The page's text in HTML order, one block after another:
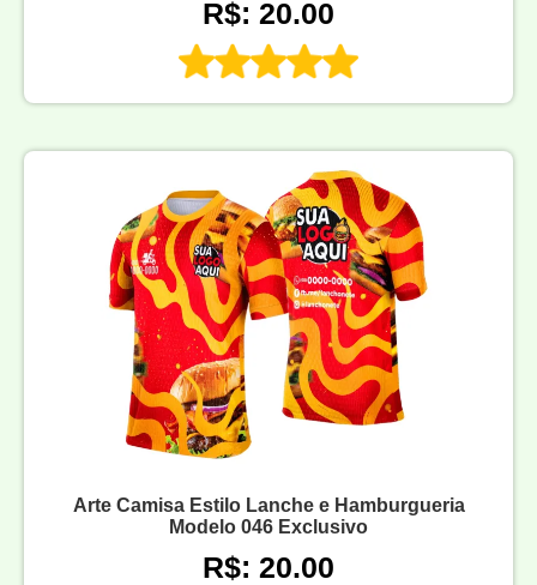
R$: 20.00
Arte Camisa Estilo Lanche e Hamburgueria
Modelo 046 Exclusivo
R$: 20.00